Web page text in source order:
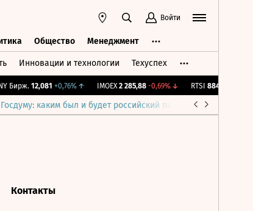
Войти
Общество Менеджмент
Инновации и технологии Техуспех
Бирж. 12,081 +0,76%↑ IMOEX 2 285,88 -0,69%↓ RTSI 884,56
каким был и будет российский парламент
Контакты